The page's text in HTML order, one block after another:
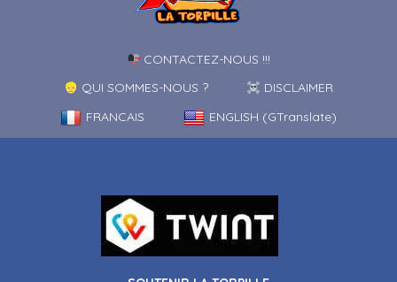
CONTACTEZ-NOUS !!!
QUI SOMMES-NOUS ?
DISCLAIMER
FRANCAIS
ENGLISH (GTranslate)